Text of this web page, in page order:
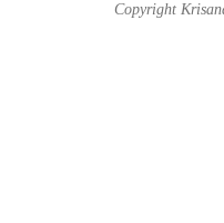
Copyright